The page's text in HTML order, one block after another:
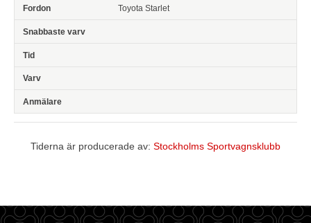
Toyota Starlet
Tiderna är producerade av: Stockholms Sportvagnsklubb